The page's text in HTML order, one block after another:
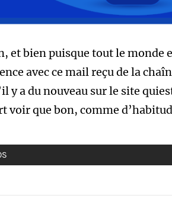
et bien puisque tout le monde
avec ce mail reçu de la
y a du nouveau sur le site
voir que bon, comme